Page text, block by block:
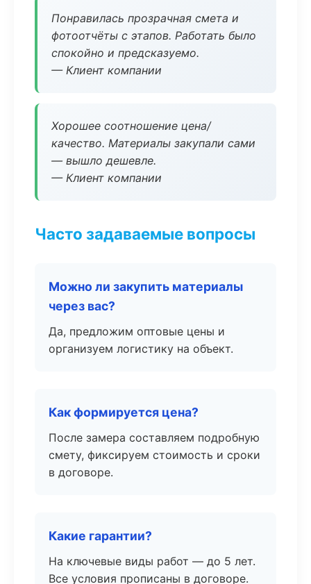
Понравилась прозрачная смета и
фотоотчёты с этапов. Работать было
спокойно и предсказуемо.
— Клиент компании
Хорошее соотношение цена/
качество. Материалы закупали сами
— вышло дешевле.
— Клиент компании
Часто задаваемые вопросы
Можно ли закупить материалы
через вас?
Да, предложим оптовые цены и
организуем логистику на объект.
Как формируется цена?
После замера составляем подробную
смету, фиксируем стоимость и сроки
в договоре.
Какие гарантии?
На ключевые виды работ — до 5 лет.
Все условия прописаны в договоре.